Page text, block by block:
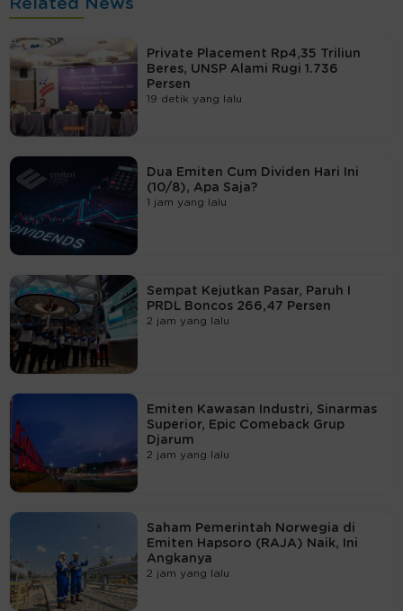
Related News
Private Placement Rp4,35 Triliun
Beres, UNSP Alami Rugi 1.736
Persen
19 detik yang lalu
Dua Emiten Cum Dividen Hari Ini
(10/8), Apa Saja?
1 jam yang lalu
Sempat Kejutkan Pasar, Paruh I
PRDL Boncos 266,47 Persen
2 jam yang lalu
Emiten Kawasan Industri, Sinarmas
Superior, Epic Comeback Grup
Djarum
2 jam yang lalu
Saham Pemerintah Norwegia di
Emiten Hapsoro (RAJA) Naik, Ini
Angkanya
2 jam yang lalu